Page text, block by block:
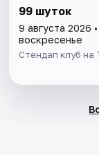
99 шуток
9 августа 2026 •
воскресенье
Стендап клуб на